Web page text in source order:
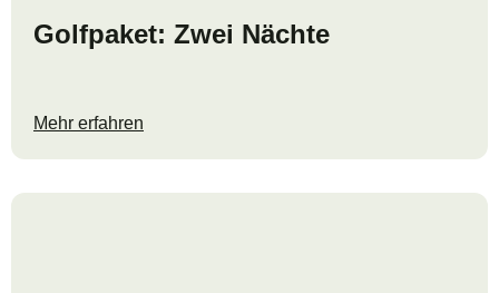
Golfpaket: Zwei Nächte
Mehr erfahren